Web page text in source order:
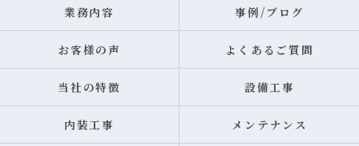
業務内容 事例/ブログ
お客様の声 よくあるご質問
当社の特徴 設備工事
内装工事 メンテナンス